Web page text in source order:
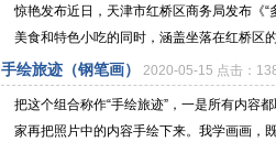
惊艳发布近日，天津市红桥区商务局发布《
美食和特色小吃的同时，涵盖坐落在红桥区
手绘旅迹（钢笔画） 2020-05-15 点击：
把这个组合称作“手绘旅迹”，一是所有内容
家再把照片中的内容手绘下来。我学画画，